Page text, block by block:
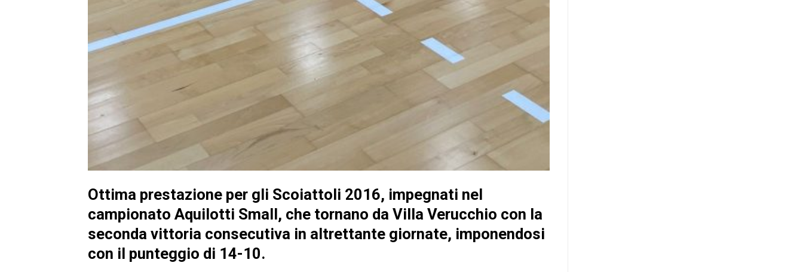
Ottima prestazione per gli Scoiattoli 2016, impegnati nel
campionato Aquilotti Small, che tornano da Villa Verucchio con la
seconda vittoria consecutiva in altrettante giornate, imponendosi
con il punteggio di 14-10.